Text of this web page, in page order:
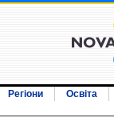
Регіони
Освіта